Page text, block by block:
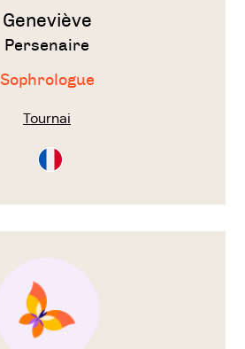
Geneviève
Persenaire
Sophrologue
Tournai
Consultation
en